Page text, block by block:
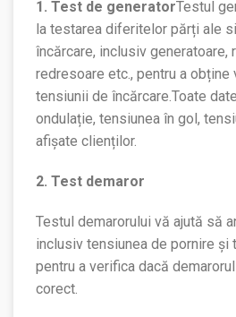
1. Test de generatorTestul
la testarea diferitelor părți ale
încărcare, inclusiv generatoare,
redresoare etc., pentru a obține
tensiunii de încărcare.Toate
ondulație, tensiunea în gol,
afișate clienților.
2. Test demaror
Testul demarorului vă ajută să
inclusiv tensiunea de pornire și
pentru a verifica dacă
corect.